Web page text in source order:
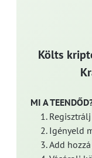
Költs
MI A
Igényeld
Add